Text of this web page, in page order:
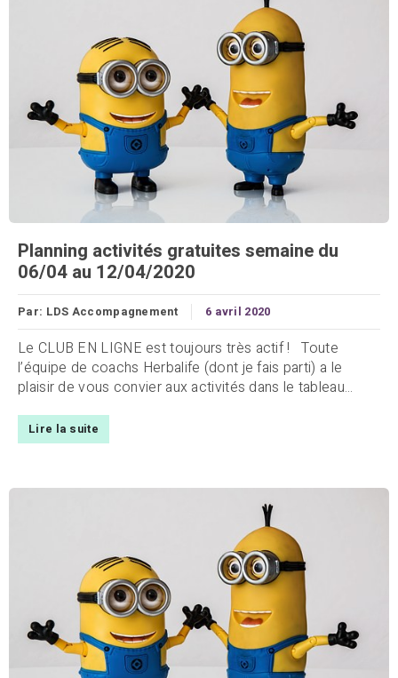
Planning activités gratuites semaine du
06/04 au 12/04/2020
Par: LDS Accompagnement 6 avril 2020
Le CLUB EN LIGNE est toujours très actif ! Toute
l’équipe de coachs Herbalife (dont je fais parti) a le
plaisir de vous convier aux activités dans le tableau...
Lire la suite